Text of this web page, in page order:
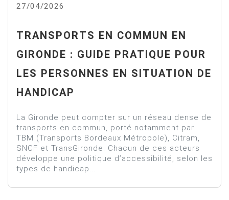
27/04/2026
TRANSPORTS EN COMMUN EN
GIRONDE : GUIDE PRATIQUE POUR
LES PERSONNES EN SITUATION DE
HANDICAP
La Gironde peut compter sur un réseau dense de
transports en commun, porté notamment par
TBM (Transports Bordeaux Métropole), Citram,
SNCF et TransGironde. Chacun de ces acteurs
développe une politique d’accessibilité, selon les
types de handicap...